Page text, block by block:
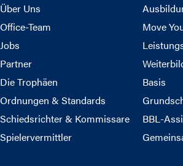
Über Uns
Office-Team
Jobs
Partner
Die Trophäen
Ordnungen & Standards
Schiedsrichter & Kommissare
Spielervermittler
Move
Basis
BBL-